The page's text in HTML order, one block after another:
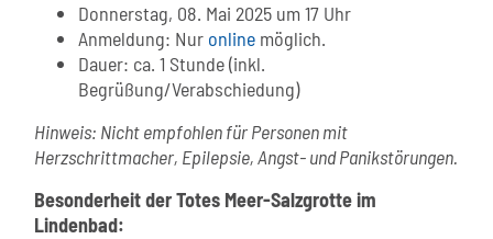
Donnerstag, 08. Mai 2025 um 17 Uhr
Anmeldung: Nur online möglich.
Dauer: ca. 1 Stunde (inkl.
Begrüßung/Verabschiedung)
Hinweis: Nicht empfohlen für Personen mit
Herzschrittmacher, Epilepsie, Angst- und Panikstörungen.
Besonderheit der Totes Meer-Salzgrotte im
Lindenbad: